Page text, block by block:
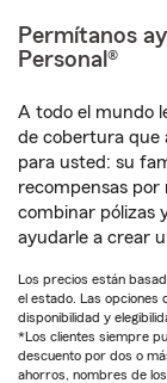
Permítanos
Personal®
A todo el mundo
de cobertura que
para usted: su
recompensas por
combinar pólizas
ayudarle a crear
Los precios están
el estado. Las opciones
disponibilidad y
*Los clientes siempre
descuento por dos o
ahorros, nombres de